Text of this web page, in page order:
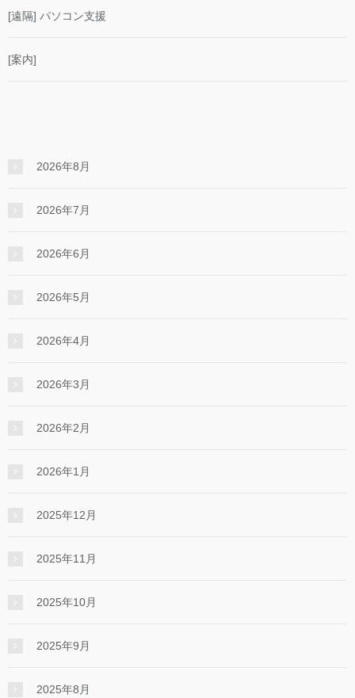
[遠隔] パソコン支援
[案内]
2026年8月
2026年7月
2026年6月
2026年5月
2026年4月
2026年3月
2026年2月
2026年1月
2025年12月
2025年11月
2025年10月
2025年9月
2025年8月